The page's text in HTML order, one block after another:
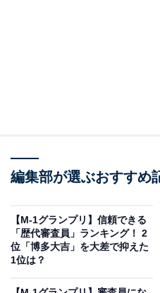
1999年から岩尾望さんとコ
味鋭いツッコミが特徴。相
グランプリには第1回大会か
見事優勝。2006年にも出場
りました。
編集部が選ぶおすすめ
【M-1グランプリ】信頼できる
「歴代審査員」ランキング！ 2
位「博多大吉」を大差で抑えた
1位は？